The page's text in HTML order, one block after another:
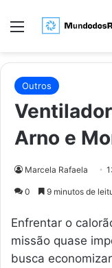
Menu
Outros
Arno e
Marcela Rafaela
0 9 minutos de
Enfrentar o
missão quase
busca